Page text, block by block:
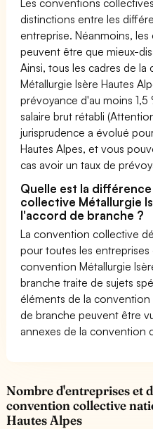
distinctions entre les
entreprise. Néanmoins,
peuvent être que mieux-
Ainsi, tous les cadres de
Métallurgie Isère Hautes
prévoyance d'au moins
salaire brut rétabli
jurisprudence a évolué
Hautes Alpes, et vous
cas avoir un taux de
Quelle est la
collective Métallurgie
l'accord de branche ?
La convention collective
pour toutes les
convention Métallurgie
branche traite de sujets
éléments de la convention
de branche peuvent être
annexes de la convention
Nombre d'entreprises et
convention collective
Hautes Alpes